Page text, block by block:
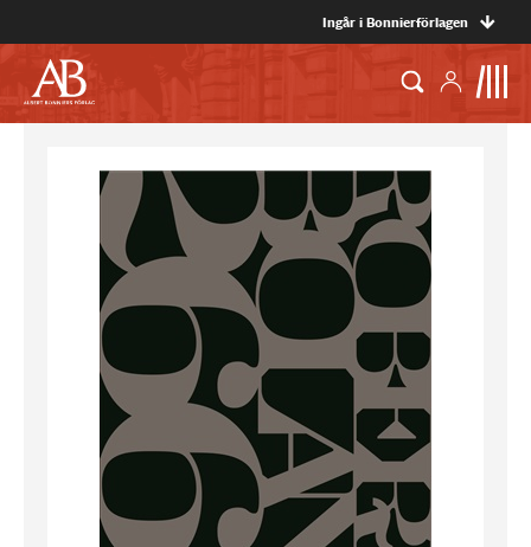
Ingår i Bonnierförlagen